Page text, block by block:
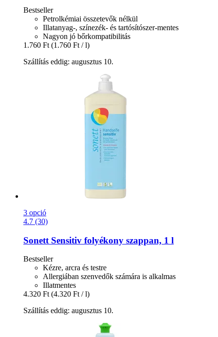
Bestseller
Petrolkémiai összetevők nélkül
Illatanyag-, színezék- és tartósítószer-mentes
Nagyon jó bőrkompatibilitás
1.760 Ft (1.760 Ft / l)
Szállítás eddig: augusztus 10.
3 opció
4.7 (30)
Sonett Sensitiv folyékony szappan, 1 l
Bestseller
Kézre, arcra és testre
Allergiában szenvedők számára is alkalmas
Illatmentes
4.320 Ft (4.320 Ft / l)
Szállítás eddig: augusztus 10.